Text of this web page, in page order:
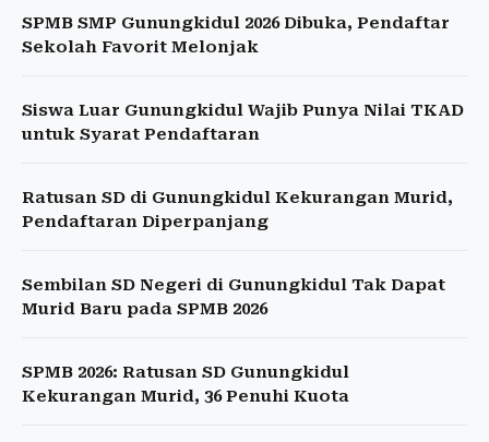
SPMB SMP Gunungkidul 2026 Dibuka, Pendaftar
Sekolah Favorit Melonjak
Siswa Luar Gunungkidul Wajib Punya Nilai TKAD
untuk Syarat Pendaftaran
Ratusan SD di Gunungkidul Kekurangan Murid,
Pendaftaran Diperpanjang
Sembilan SD Negeri di Gunungkidul Tak Dapat
Murid Baru pada SPMB 2026
SPMB 2026: Ratusan SD Gunungkidul
Kekurangan Murid, 36 Penuhi Kuota